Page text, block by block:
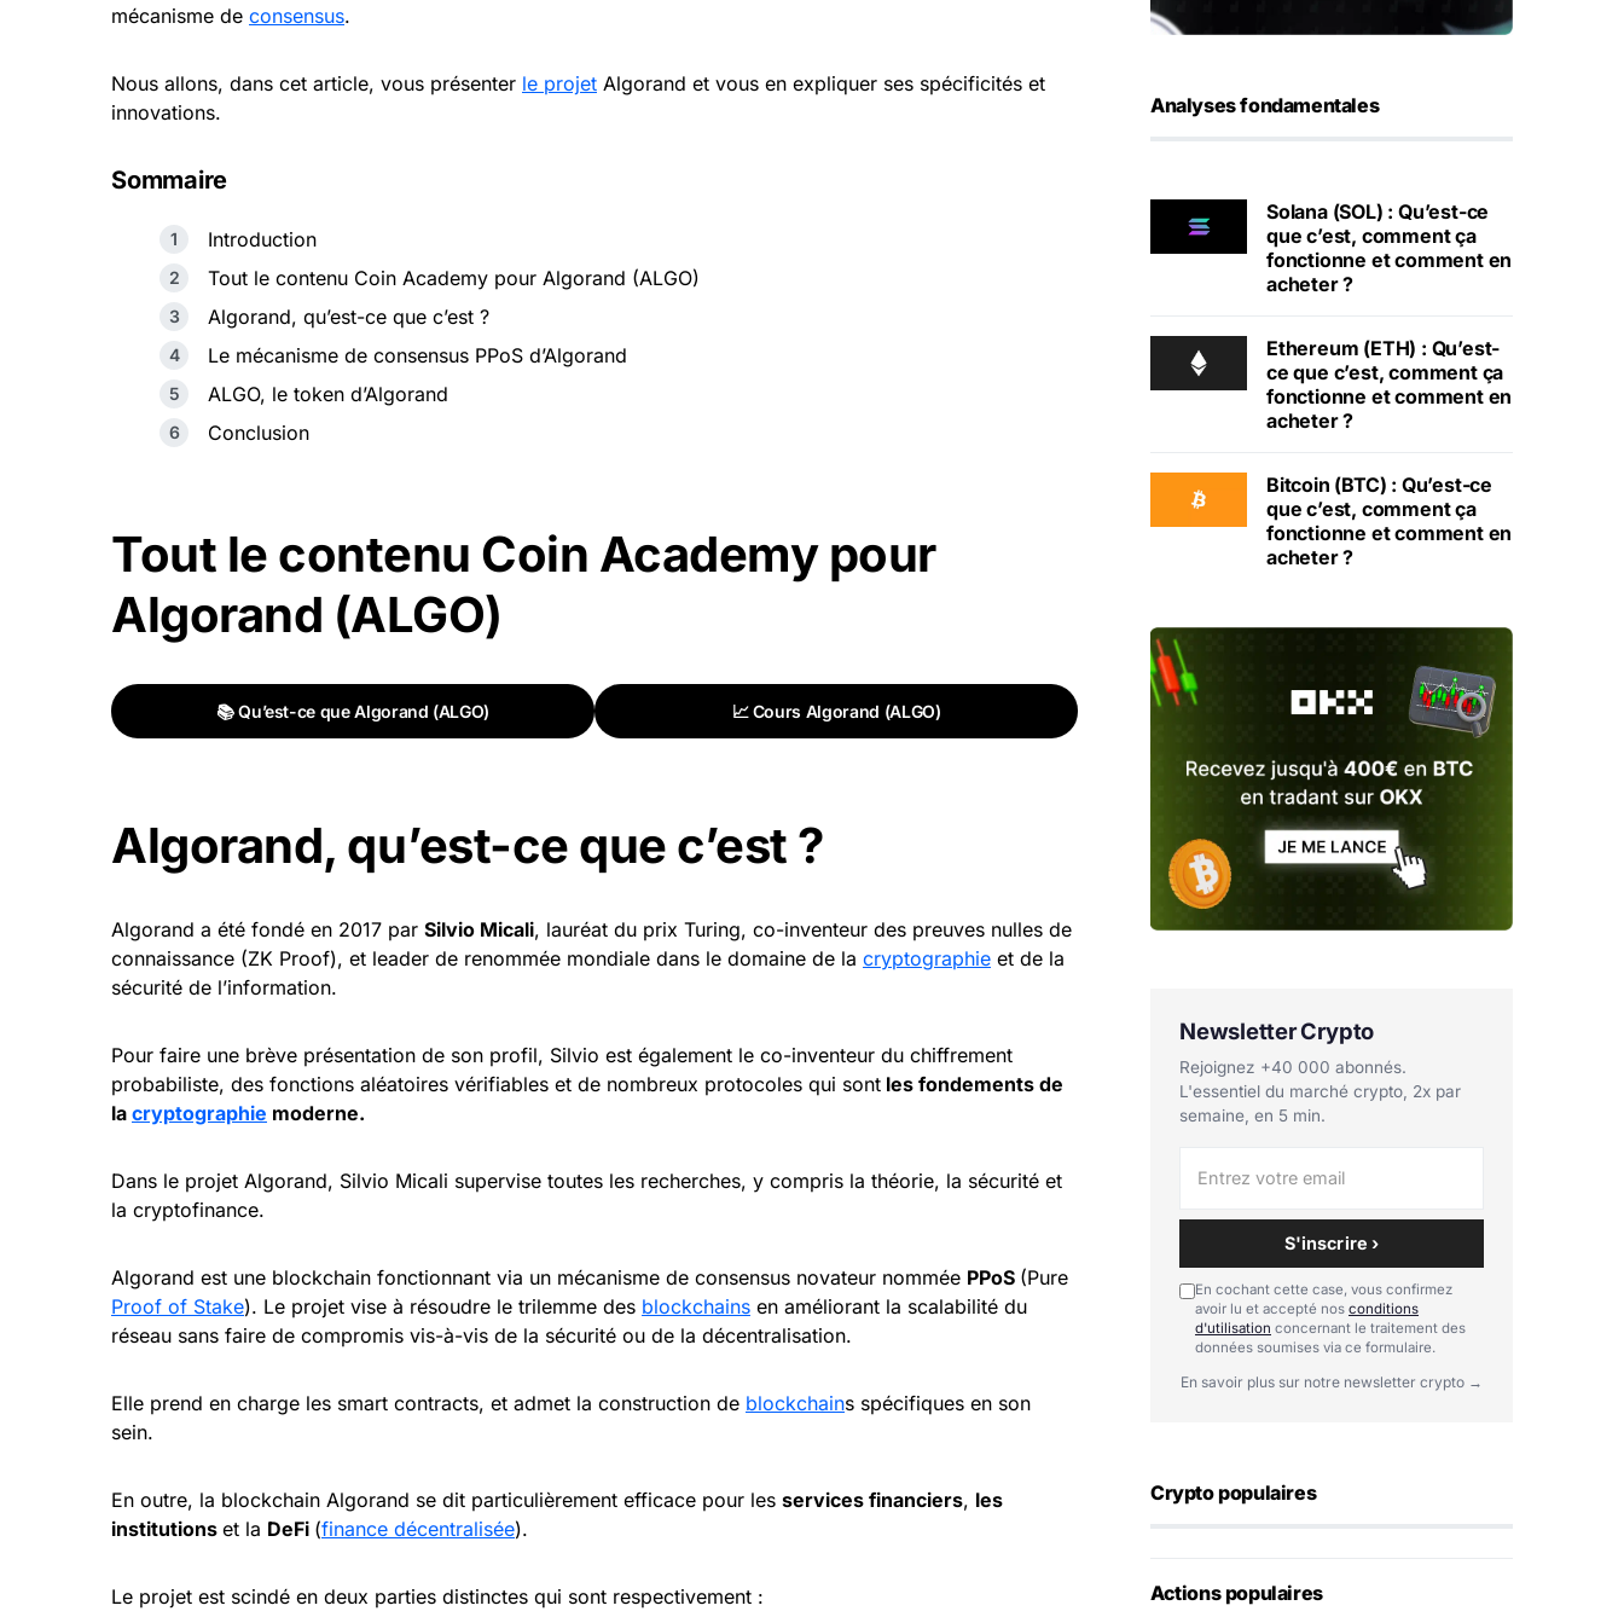
mécanisme de consensus.
Nous allons, dans cet article, vous présenter le projet Algorand et vous en expliquer ses spécificités et
innovations.
Sommaire
Introduction
Tout le contenu Coin Academy pour Algorand (ALGO)
Algorand, qu’est-ce que c’est ?
Le mécanisme de consensus PPoS d’Algorand
ALGO, le token d’Algorand
Conclusion
Tout le contenu Coin Academy pour
Algorand (ALGO)
📚 Qu’est-ce que Algorand (ALGO) 📈 Cours Algorand (ALGO)
Algorand, qu’est-ce que c’est ?
Algorand a été fondé en 2017 par Silvio Micali, lauréat du prix Turing, co-inventeur des preuves nulles de
connaissance (ZK Proof), et leader de renommée mondiale dans le domaine de la cryptographie et de la
sécurité de l’information.
Pour faire une brève présentation de son profil, Silvio est également le co-inventeur du chiffrement
probabiliste, des fonctions aléatoires vérifiables et de nombreux protocoles qui sont les fondements de
la cryptographie moderne.
Dans le projet Algorand, Silvio Micali supervise toutes les recherches, y compris la théorie, la sécurité et
la cryptofinance.
Algorand est une blockchain fonctionnant via un mécanisme de consensus novateur nommée PPoS (Pure
Proof of Stake). Le projet vise à résoudre le trilemme des blockchains en améliorant la scalabilité du
réseau sans faire de compromis vis-à-vis de la sécurité ou de la décentralisation.
Elle prend en charge les smart contracts, et admet la construction de blockchains spécifiques en son
sein.
En outre, la blockchain Algorand se dit particulièrement efficace pour les services financiers, les
institutions et la DeFi (finance décentralisée).
Le projet est scindé en deux parties distinctes qui sont respectivement :
Analyses fondamentales
Solana (SOL) : Qu’est-ce
que c’est, comment ça
fonctionne et comment en
acheter ?
Ethereum (ETH) : Qu’est-
ce que c’est, comment ça
fonctionne et comment en
acheter ?
Bitcoin (BTC) : Qu’est-ce
que c’est, comment ça
fonctionne et comment en
acheter ?
Newsletter Crypto
Rejoignez +40 000 abonnés.
L'essentiel du marché crypto, 2x par
semaine, en 5 min.
S'inscrire ›
En cochant cette case, vous confirmez
avoir lu et accepté nos conditions
d'utilisation concernant le traitement des
données soumises via ce formulaire.
En savoir plus sur notre newsletter crypto →
Crypto populaires
Actions populaires